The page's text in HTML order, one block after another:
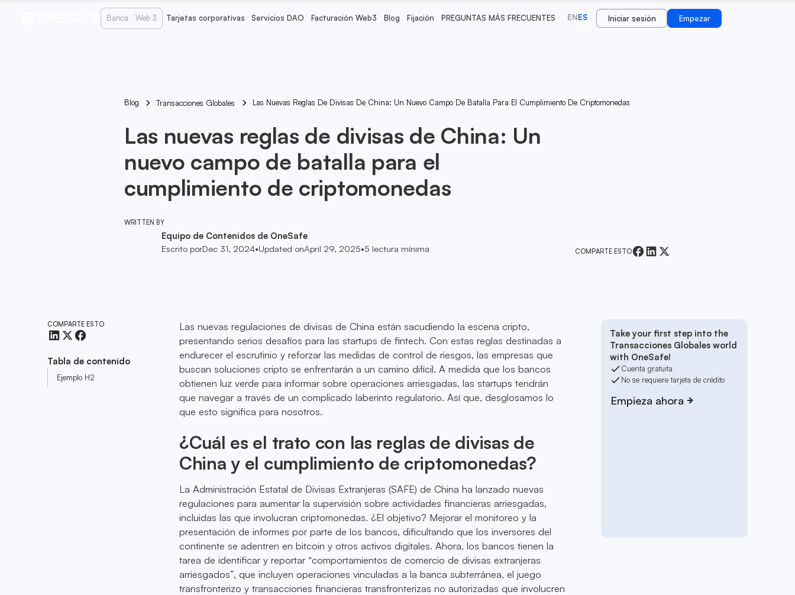
Banca Web 3 Tarjetas corporativas Servicios DAO Facturación Web3 Blog Fijación PREGUNTAS MÁS FRECUENTES ENES Iniciar sesión Empezar
Blog Transacciones Globales Las Nuevas Reglas De Divisas De China: Un Nuevo Campo De Batalla Para El Cumplimiento De Criptomonedas
Las nuevas reglas de divisas de China: Un
nuevo campo de batalla para el
cumplimiento de criptomonedas
WRITTEN BY
Equipo de Contenidos de OneSafe
Escrito porDec 31, 2024•Updated onApril 29, 2025•5 lectura mínima COMPARTE ESTO
COMPARTE ESTO
Tabla de contenido
Ejemplo H2
Las nuevas regulaciones de divisas de China están sacudiendo la escena cripto,
presentando serios desafíos para las startups de fintech. Con estas reglas destinadas a
endurecer el escrutinio y reforzar las medidas de control de riesgos, las empresas que
buscan soluciones cripto se enfrentarán a un camino difícil. A medida que los bancos
obtienen luz verde para informar sobre operaciones arriesgadas, las startups tendrán
que navegar a través de un complicado laberinto regulatorio. Así que, desglosamos lo
que esto significa para nosotros.
¿Cuál es el trato con las reglas de divisas de
China y el cumplimiento de criptomonedas?
La Administración Estatal de Divisas Extranjeras (SAFE) de China ha lanzado nuevas
regulaciones para aumentar la supervisión sobre actividades financieras arriesgadas,
incluidas las que involucran criptomonedas. ¿El objetivo? Mejorar el monitoreo y la
presentación de informes por parte de los bancos, dificultando que los inversores del
continente se adentren en bitcoin y otros activos digitales. Ahora, los bancos tienen la
tarea de identificar y reportar “comportamientos de comercio de divisas extranjeras
arriesgados”, que incluyen operaciones vinculadas a la banca subterránea, el juego
transfronterizo y transacciones financieras transfronterizas no autorizadas que involucren
Take your first step into the
Transacciones Globales world
with OneSafe!
Cuenta gratuita
No se requiere tarjeta de crédito
Empieza ahora